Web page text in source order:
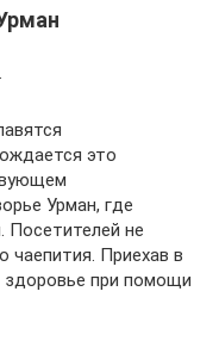
это
Урман, где
Посетителей не
чаепития. Приехав в
при помощи